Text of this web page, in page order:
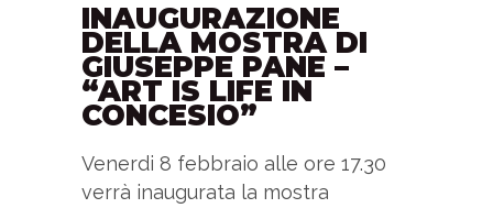
INAUGURAZIONE
DELLA MOSTRA DI
GIUSEPPE PANE –
“ART IS LIFE IN
CONCESIO”
Venerdi 8 febbraio alle ore 17.30
verrà inaugurata la mostra